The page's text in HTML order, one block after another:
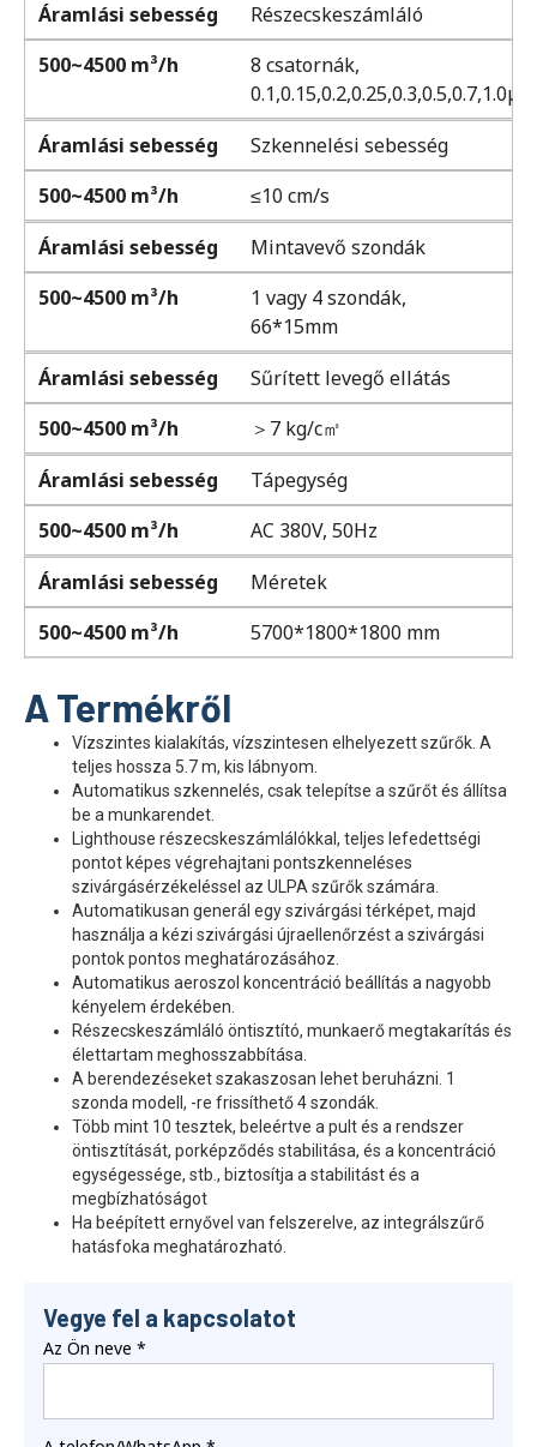
Áramlási sebesség
Részecskeszámláló
500~4500 m³/h
8 csatornák,
0.1,0.15,0.2,0.25,0.3,0.5,0.7,1.0μm
Áramlási sebesség
Szkennelési sebesség
500~4500 m³/h
≤10 cm/s
Áramlási sebesség
Mintavevő szondák
500~4500 m³/h
1 vagy 4 szondák,
66*15mm
Áramlási sebesség
Sűrített levegő ellátás
500~4500 m³/h
＞7 kg/c㎡
Áramlási sebesség
Tápegység
500~4500 m³/h
AC 380V, 50Hz
Áramlási sebesség
Méretek
500~4500 m³/h
5700*1800*1800 mm
A Termékről
Vízszintes kialakítás, vízszintesen elhelyezett szűrők. A
teljes hossza 5.7 m, kis lábnyom.
Automatikus szkennelés, csak telepítse a szűrőt és állítsa
be a munkarendet.
Lighthouse részecskeszámlálókkal, teljes lefedettségi
pontot képes végrehajtani pontszkenneléses
szivárgásérzékeléssel az ULPA szűrők számára.
Automatikusan generál egy szivárgási térképet, majd
használja a kézi szivárgási újraellenőrzést a szivárgási
pontok pontos meghatározásához.
Automatikus aeroszol koncentráció beállítás a nagyobb
kényelem érdekében.
Részecskeszámláló öntisztító, munkaerő megtakarítás és
élettartam meghosszabbítása.
A berendezéseket szakaszosan lehet beruházni. 1
szonda modell, -re frissíthető 4 szondák.
Több mint 10 tesztek, beleértve a pult és a rendszer
öntisztítását, porképződés stabilitása, és a koncentráció
egységessége, stb., biztosítja a stabilitást és a
megbízhatóságot
Ha beépített ernyővel van felszerelve, az integrálszűrő
hatásfoka meghatározható.
Vegye fel a kapcsolatot
Az Ön neve *